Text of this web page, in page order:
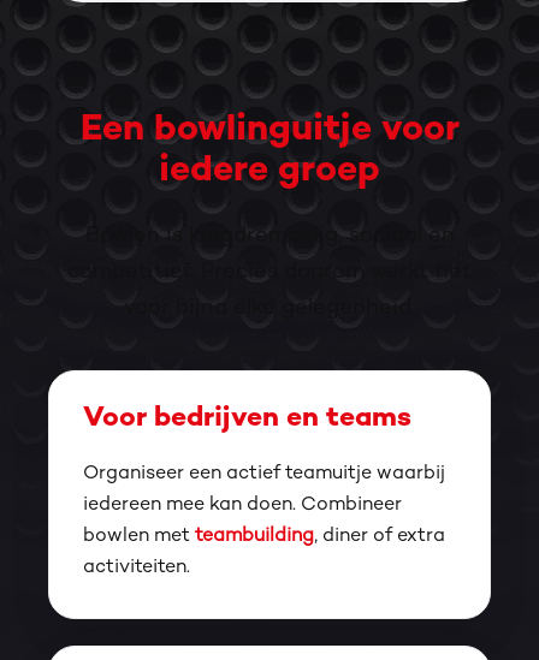
Een bowlinguitje voor
iedere groep
Bowlen is laagdrempelig, sociaal en
competitief. Precies daarom werkt het
voor bijna elke gelegenheid.
Voor bedrijven en teams
Organiseer een actief teamuitje waarbij
iedereen mee kan doen. Combineer
bowlen metteambuilding, diner of extra
activiteiten.